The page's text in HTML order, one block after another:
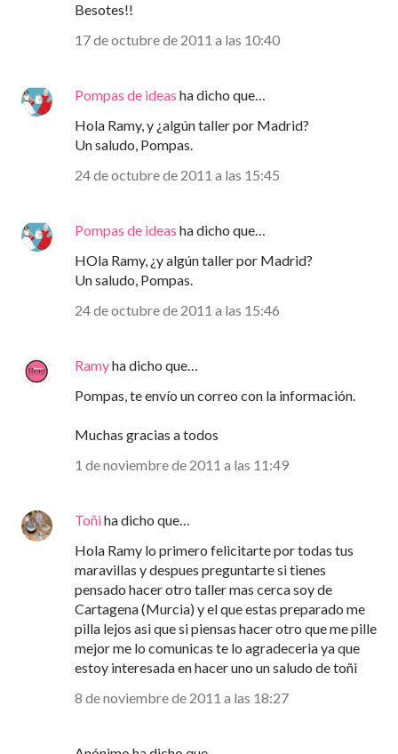
Besotes!!
17 de octubre de 2011 a las 10:40
Pompas de ideas ha dicho que…
Hola Ramy, y ¿algún taller por Madrid?
Un saludo, Pompas.
24 de octubre de 2011 a las 15:45
Pompas de ideas ha dicho que…
HOla Ramy, ¿y algún taller por Madrid?
Un saludo, Pompas.
24 de octubre de 2011 a las 15:46
Ramyha dicho que…
Pompas, te envío un correo con la información.
Muchas gracias a todos
1 de noviembre de 2011 a las 11:49
Toñiha dicho que…
Hola Ramy lo primero felicitarte por todas tus
maravillas y despues preguntarte si tienes
pensado hacer otro taller mas cerca soy de
Cartagena (Murcia) y el que estas preparado me
pilla lejos asi que si piensas hacer otro que me pille
mejor me lo comunicas te lo agradeceria ya que
estoy interesada en hacer uno un saludo de toñi
8 de noviembre de 2011 a las 18:27